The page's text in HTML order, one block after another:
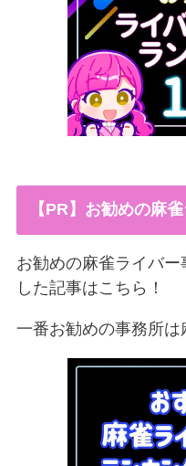
【PR】お勧めの麻
お勧めの麻雀ライバ
した記事はこちら！
一番お勧めの事務所は